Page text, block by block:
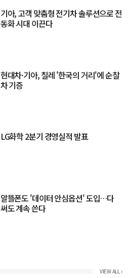
기아, 고객 맞춤형 전기차 솔루션으로 전
동화 시대 이끈다
현대차·기아, 칠레 '한국의 거리'에 순찰
차 기증
LG화학 2분기 경영실적 발표
알뜰폰도 '데이터 안심옵션' 도입…다
써도 계속 쓴다
VIEW ALL